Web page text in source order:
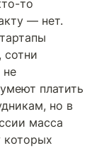
то
— нет.
не
платить
но в
масса
которых